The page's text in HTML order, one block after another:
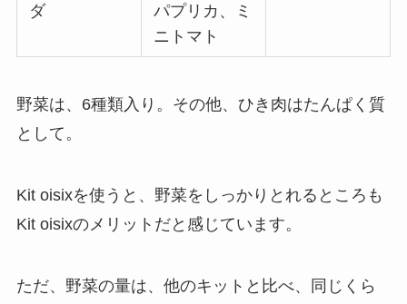
ダ
パプリカ、ミ
ニトマト
野菜は、6種類入り。その他、ひき肉はたんぱく質
として。
Kit oisixを使うと、野菜をしっかりとれるところも
Kit oisixのメリットだと感じています。
ただ、野菜の量は、他のキットと比べ、同じくら